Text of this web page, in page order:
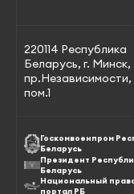
Госкомвоенпром
Беларусь
Президент
Беларусь
Национальный
портал РБ
220114 Республика
Беларусь, г. Минск,
пр.Независимости,
пом.1